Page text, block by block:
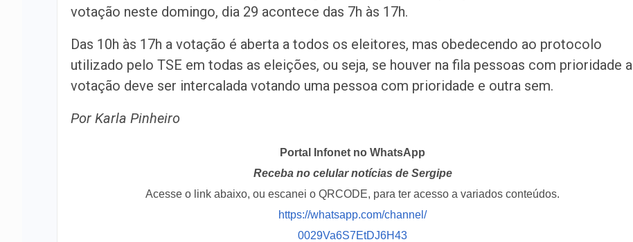
votação neste domingo, dia 29 acontece das 7h às 17h.
Das 10h às 17h a votação é aberta a todos os eleitores, mas obedecendo ao protocolo
utilizado pelo TSE em todas as eleições, ou seja, se houver na fila pessoas com prioridade a
votação deve ser intercalada votando uma pessoa com prioridade e outra sem.
Por Karla Pinheiro
Portal Infonet no WhatsApp
Receba no celular notícias de Sergipe
Acesse o link abaixo, ou escanei o QRCODE, para ter acesso a variados conteúdos.
https://whatsapp.com/channel/
0029Va6S7EtDJ6H43